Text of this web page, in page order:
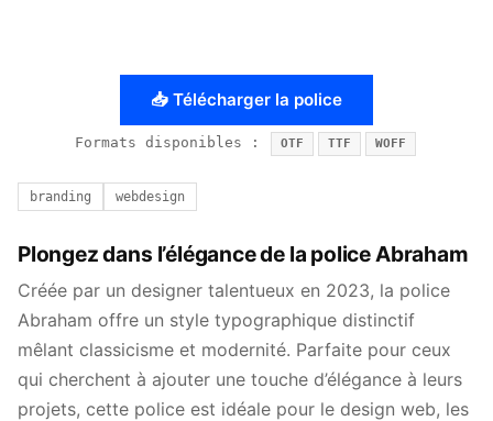
📥 Télécharger la police
Formats disponibles : OTF TTF WOFF
branding webdesign
Plongez dans l’élégance de la police Abraham
Créée par un designer talentueux en 2023, la police
Abraham offre un style typographique distinctif
mêlant classicisme et modernité. Parfaite pour ceux
qui cherchent à ajouter une touche d’élégance à leurs
projets, cette police est idéale pour le design web, les